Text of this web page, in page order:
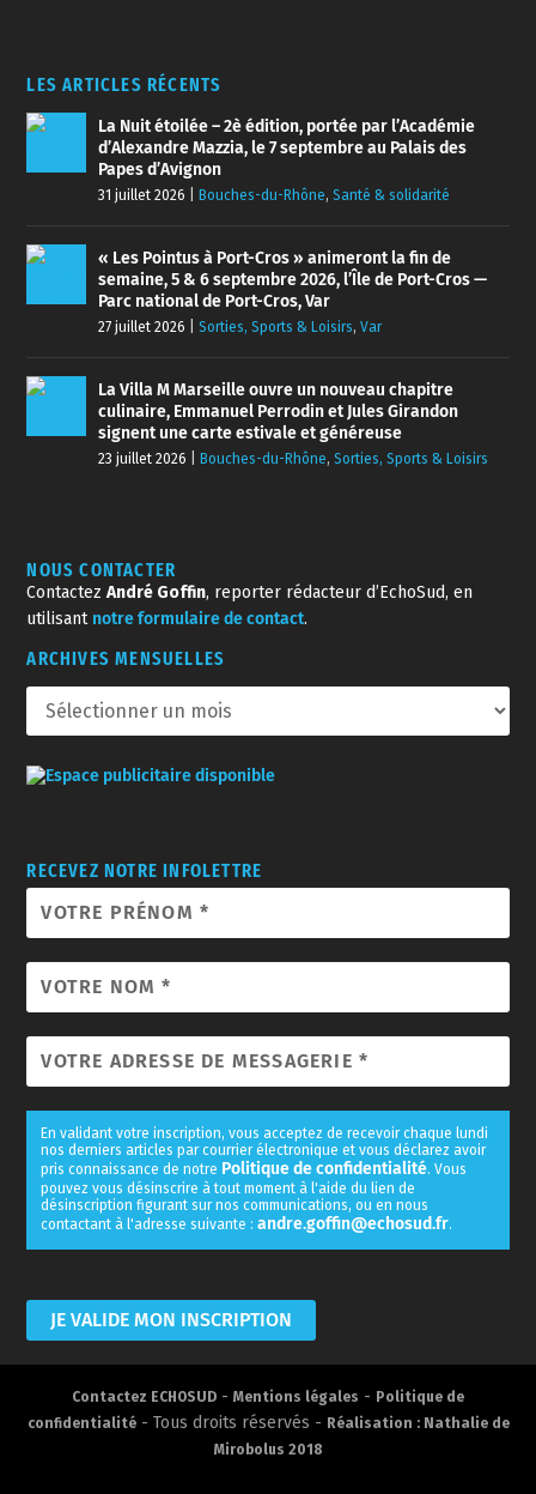
LES ARTICLES RÉCENTS
La Nuit étoilée – 2è édition, portée par l’Académie
d’Alexandre Mazzia, le 7 septembre au Palais des
Papes d’Avignon
31 juillet 2026 Bouches-du-Rhône,Santé & solidarité
« Les Pointus à Port-Cros » animeront la fin de
semaine, 5 & 6 septembre 2026, l’Île de Port-Cros —
Parc national de Port-Cros, Var
27 juillet 2026 |Sorties, Sports & Loisirs,Var
La Villa M Marseille ouvre un nouveau chapitre
culinaire, Emmanuel Perrodin et Jules Girandon
signent une carte estivale et généreuse
23 juillet 2026 Bouches-du-Rhône,Sorties, Sports & Loisirs
NOUS CONTACTER
ContactezAndré Goffin, reporter rédacteur d’EchoSud, en
utilisant notre formulaire de contact.
ARCHIVES MENSUELLES
RECEVEZ NOTRE INFOLETTRE
En validant votre inscription, vous acceptez de recevoir chaque lundi
nos derniers articles par courrier électronique et vous déclarez avoir
pris connaissance de notre Politique de confidentialité. Vous
pouvez vous désinscrire à tout moment à l'aide du lien de
désinscription figurant sur nos communications, ou en nous
contactant à l'adresse suivante :andre.goffin@echosud.fr.
Contactez ECHOSUD - Mentions légales - Politique de
confidentialité- Tous droits réservés - Réalisation : Nathalie de
Mirobolus 2018